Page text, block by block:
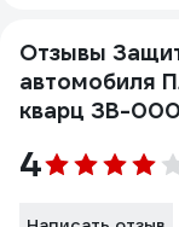
Отзывы
автомобиля
кварц ЗВ-
4